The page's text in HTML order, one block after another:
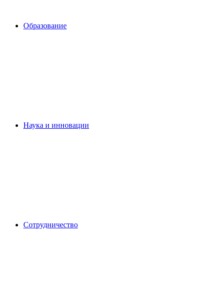
Образование
Наука и инновации
Сотрудничество